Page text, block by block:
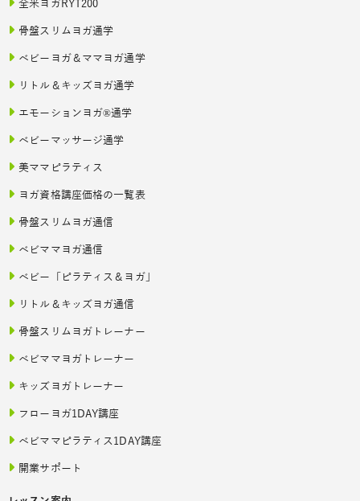
全米ヨガRYT200
骨盤スリムヨガ通学
ベビーヨガ＆ママヨガ通学
リトル＆キッズヨガ通学
エモーションヨガ®通学
ベビーマッサージ通学
美ママピラティス
ヨガ資格講座価格の一覧表
骨盤スリムヨガ通信
ベビママヨガ通信
ベビー「ピラティス＆ヨガ」
リトル＆キッズヨガ通信
骨盤スリムヨガトレーナー
ベビママヨガトレーナー
キッズヨガトレーナー
フローヨガ1DAY講座
ベビママピラティス1DAY講座
開業サポート